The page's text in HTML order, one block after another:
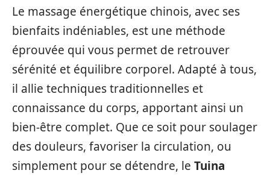
Le massage énergétique chinois, avec ses
bienfaits indéniables, est une méthode
éprouvée qui vous permet de retrouver
sérénité et équilibre corporel. Adapté à tous,
il allie techniques traditionnelles et
connaissance du corps, apportant ainsi un
bien-être complet. Que ce soit pour soulager
des douleurs, favoriser la circulation, ou
simplement pour se détendre, le Tuina